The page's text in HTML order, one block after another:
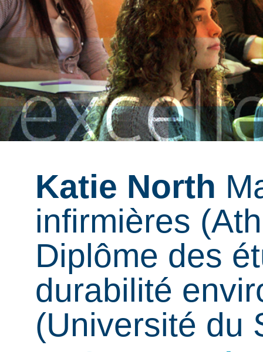
Katie North
infirmières
Diplôme des
durabilité
(Université du